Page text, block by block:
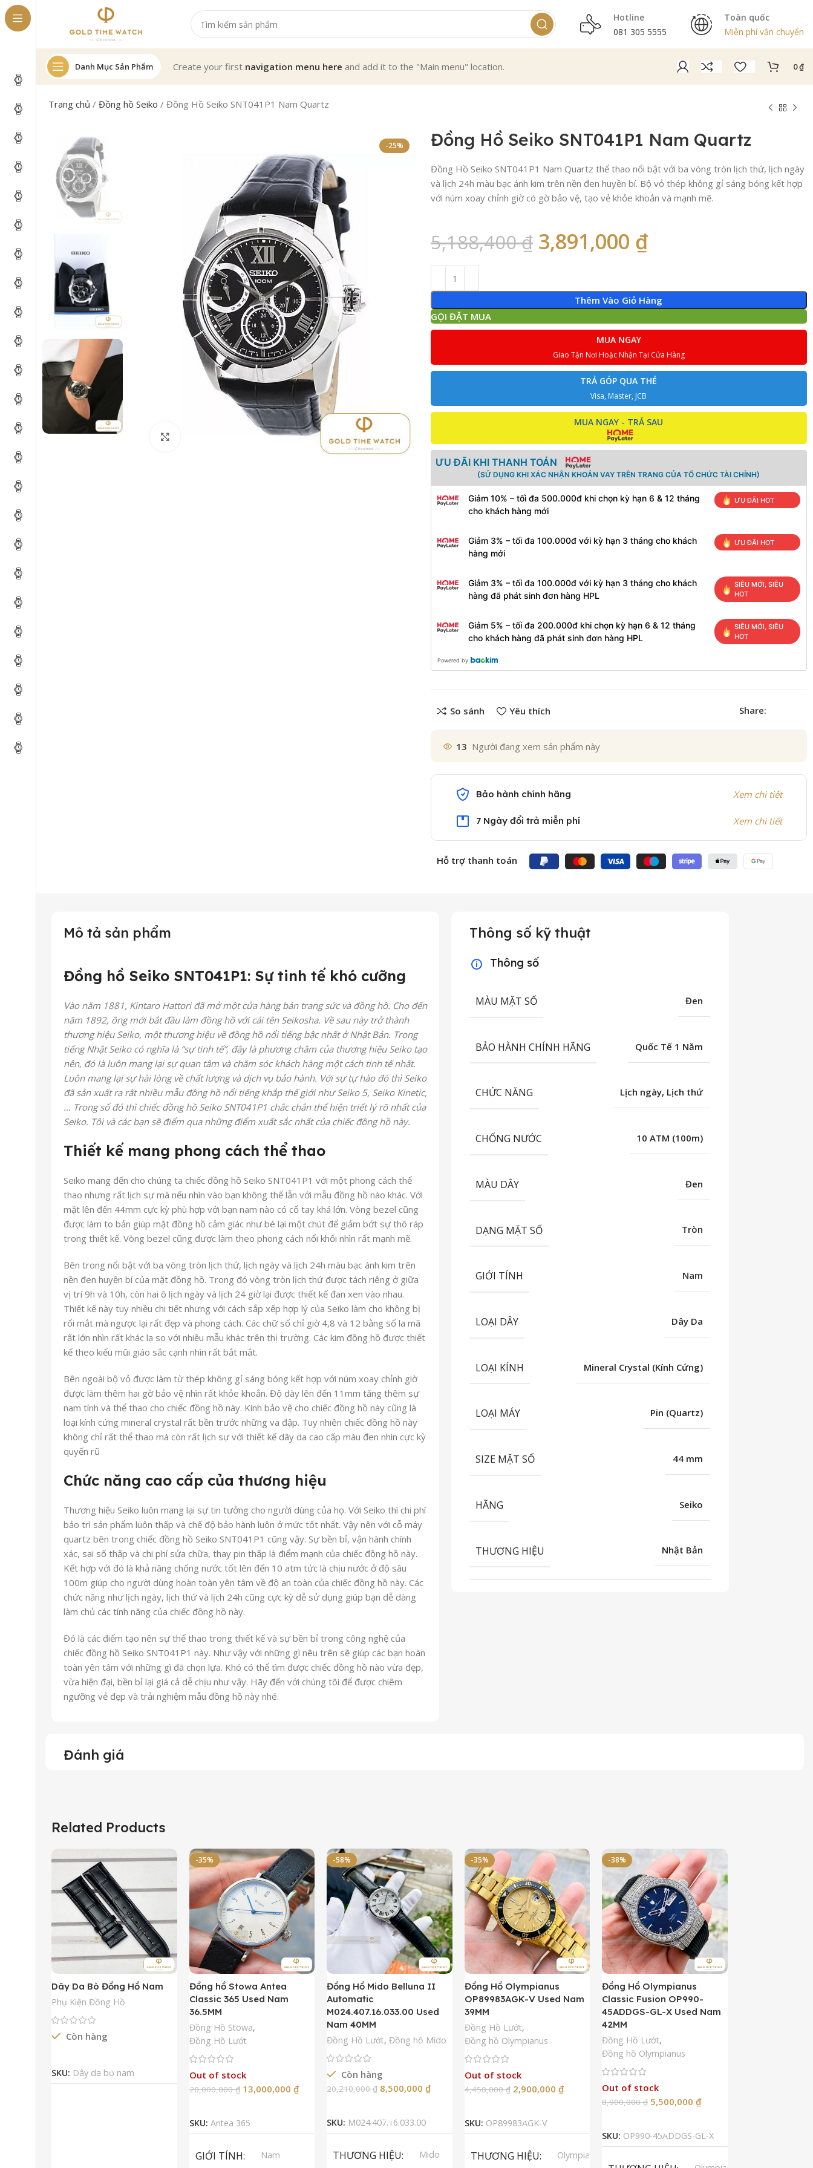
Hotline
081 305 5555
Toàn quốc
Miễn phí vận chuyển
Danh Mục Sản Phẩm Create your first navigation menu here and add it to the "Main menu" location. 0₫
Trang chủ /Đồng hồ Seiko /Đồng Hồ Seiko SNT041P1 Nam Quartz
-25% Đồng Hồ Seiko SNT041P1 Nam Quartz
Đồng Hồ Seiko SNT041P1 Nam Quartz thể thao nổi bật với ba vòng tròn lịch thứ, lịch ngày
và lịch 24h màu bạc ánh kim trên nền đen huyền bí. Bộ vỏ thép không gỉ sáng bóng kết hợp
với núm xoay chỉnh giờ có gờ bảo vệ, tạo vẻ khỏe khoắn và mạnh mẽ.
5,188,400₫ 3,891,000 ₫
Thêm Vào Giỏ Hàng
GỌI ĐẶT MUA
MUA NGAY
Giao Tận Nơi Hoặc Nhận Tại Cửa Hàng
TRẢ GÓP QUA THẺ
Visa, Master, JCB
MUA NGAY - TRẢ SAU
ƯU ĐÃI KHI THANH TOÁN
(SỬ DỤNG KHI XÁC NHẬN KHOẢN VAY TRÊN TRANG CỦA TỔ CHỨC TÀI CHÍNH)
Giảm 10% – tối đa 500.000đ khi chọn kỳ hạn 6 & 12 tháng
cho khách hàng mới
ƯU ĐÃI HOT
Giảm 3% – tối đa 100.000đ với kỳ hạn 3 tháng cho khách
hàng mới
ƯU ĐÃI HOT
Giảm 3% – tối đa 100.000đ với kỳ hạn 3 tháng cho khách
hàng đã phát sinh đơn hàng HPL
SIÊU MỚI, SIÊU
HOT
Giảm 5% – tối đa 200.000đ khi chọn kỳ hạn 6 & 12 tháng
cho khách hàng đã phát sinh đơn hàng HPL
SIÊU MỚI, SIÊU
HOT
Powered by
So sánh Yêu thích Share:
13 Người đang xem sản phẩm này
Bảo hành chính hãng Xem chi tiết
7 Ngày đổi trả miễn phí Xem chi tiết
Hỗ trợ thanh toán
Mô tả sản phẩm
Đồng hồ Seiko SNT041P1: Sự tinh tế khó cưỡng
Vào năm 1881, Kintaro Hattori đã mở một cửa hàng bán trang sức và đồng hồ. Cho đến
năm 1892, ông mới bắt đầu làm đồng hồ với cái tên Seikosha. Về sau này trở thành
thương hiệu Seiko, một thương hiệu về đồng hồ nổi tiếng bậc nhất ở Nhật Bản. Trong
tiếng Nhật Seiko có nghĩa là “sự tinh tế”, đây là phương châm của thương hiệu Seiko tạo
nên, đó là luôn mang lại sự quan tâm và chăm sóc khách hàng một cách tinh tế nhất.
Luôn mang lại sự hài lòng về chất lượng và dịch vụ bảo hành. Với sự tự hào đó thì Seiko
đã sản xuất ra rất nhiều mẫu đồng hồ nổi tiếng khắp thế giới như Seiko 5, Seiko Kinetic,
… Trong số đó thì chiếc đồng hồ Seiko SNT041P1 chắc chắn thể hiện triết lý rõ nhất của
Seiko. Tôi và các bạn sẽ điểm qua những điểm xuất sắc nhất của chiếc đồng hồ này.
Thiết kế mang phong cách thể thao
Seiko mang đến cho chúng ta chiếc đồng hồ Seiko SNT041P1 với một phong cách thể
thao nhưng rất lịch sự mà nếu nhìn vào bạn không thể lẫn với mẫu đồng hồ nào khác. Với
mặt lên đến 44mm cực kỳ phù hợp với bạn nam nào có cổ tay khá lớn. Vòng bezel cũng
được làm to bản giúp mặt đồng hồ cảm giác như bé lại một chút để giảm bớt sự thô ráp
trong thiết kế. Vòng bezel cũng được làm theo phong cách nổi khối nhìn rất mạnh mẽ.
Bên trong nổi bật với ba vòng tròn lịch thứ, lịch ngày và lịch 24h màu bạc ánh kim trên
nền đen huyền bí của mặt đồng hồ. Trong đó vòng tròn lịch thứ được tách riêng ở giữa
vị trí 9h và 10h, còn hai ô lịch ngày và lịch 24 giờ lại được thiết kế đan xen vào nhau.
Thiết kế này tuy nhiều chi tiết nhưng với cách sắp xếp hợp lý của Seiko làm cho không bị
rối mắt mà ngược lại rất đẹp và phong cách. Các chữ số chỉ giờ 4,8 và 12 bằng số la mã
rất lớn nhìn rất khác lạ so với nhiều mẫu khác trên thị trường. Các kim đồng hồ được thiết
kế theo kiểu mũi giáo sắc cạnh nhìn rất bắt mắt.
Bên ngoài bộ vỏ được làm từ thép không gỉ sáng bóng kết hợp với núm xoay chỉnh giờ
được làm thêm hai gờ bảo vệ nhìn rất khỏe khoắn. Độ dày lên đến 11mm tăng thêm sự
nam tính và thể thao cho chiếc đồng hồ này. Kính bảo vệ cho chiếc đồng hồ này cũng là
loại kính cứng mineral crystal rất bền trước những va đập. Tuy nhiên chiếc đồng hồ này
không chỉ rất thể thao mà còn rất lịch sự với thiết kế dây da cao cấp màu đen nhìn cực kỳ
quyến rũ
Chức năng cao cấp của thương hiệu
Thương hiệu Seiko luôn mang lại sự tin tưởng cho người dùng của họ. Với Seiko thì chi phí
bảo trì sản phẩm luôn thấp và chế độ bảo hành luôn ở mức tốt nhất. Vậy nên với cỗ máy
quartz bên trong chiếc đồng hồ Seiko SNT041P1 cũng vậy. Sự bền bỉ, vận hành chính
xác, sai số thấp và chi phí sửa chữa, thay pin thấp là điểm mạnh của chiếc đồng hồ này.
Kết hợp với đó là khả năng chống nước tốt lên đến 10 atm tức là chịu nước ở độ sâu
100m giúp cho người dùng hoàn toàn yên tâm về độ an toàn của chiếc đồng hồ này. Các
chức năng như lịch ngày, lịch thứ và lịch 24h cũng cực kỳ dễ sử dụng giúp bạn dễ dàng
làm chủ các tính năng của chiếc đồng hồ này.
Đó là các điểm tạo nên sự thể thao trong thiết kế và sự bền bỉ trong công nghệ của
chiếc đồng hồ Seiko SNT041P1 này. Như vậy với những gì nêu trên sẽ giúp các bạn hoàn
toàn yên tâm với những gì đã chọn lựa. Khó có thể tìm được chiếc đồng hồ nào vừa đẹp,
vừa hiện đại, bền bỉ lại giá cả dễ chịu như vậy. Hãy đến với chúng tôi để được chiêm
ngưỡng vẻ đẹp và trải nghiệm mẫu đồng hồ này nhé.
Thông số kỹ thuật
Thông số
MÀU MẶT SỐ Đen
BẢO HÀNH CHÍNH HÃNG Quốc Tế 1 Năm
CHỨC NĂNG Lịch ngày, Lịch thứ
CHỐNG NƯỚC 10 ATM (100m)
MÀU DÂY Đen
DẠNG MẶT SỐ Tròn
GIỚI TÍNH Nam
LOẠI DÂY Dây Da
LOẠI KÍNH Mineral Crystal (Kính Cứng)
LOẠI MÁY Pin (Quartz)
SIZE MẶT SỐ 44 mm
HÃNG Seiko
THƯƠNG HIỆU Nhật Bản
Đánh giá
Related Products
Dây Da Bò Đồng Hồ Nam
Phụ Kiện Đồng Hồ
Còn hàng
SKU: Dây da bò nam
-35%
Đồng hồ Stowa Antea
Classic 365 Used Nam
36.5MM
Đồng Hồ Stowa,
Đồng Hồ Lướt
Out of stock
20,000,000₫ 13,000,000 ₫
SKU: Antea 365
GIỚI TÍNH Nam
-58%
Đồng Hồ Mido Belluna II
Automatic
M024.407.16.033.00 Used
Nam 40MM
Đồng Hồ Lướt, Đồng hồ Mido
Còn hàng
20,210,000₫ 8,500,000 ₫
SKU: M024.407.16.033.00
THƯƠNG HIỆU Mido
-35%
Đồng Hồ Olympianus
OP89983AGK-V Used Nam
39MM
Đồng Hồ Lướt,
Đồng hồ Olympianus
Out of stock
4,450,000₫ 2,900,000 ₫
SKU: OP89983AGK-V
THƯƠNG HIỆU Olympianus
-38%
Đồng Hồ Olympianus
Classic Fusion OP990-
45ADDGS-GL-X Used Nam
42MM
Đồng Hồ Lướt,
Đồng hồ Olympianus
Out of stock
8,900,000₫ 5,500,000 ₫
SKU: OP990-45ADDGS-GL-X